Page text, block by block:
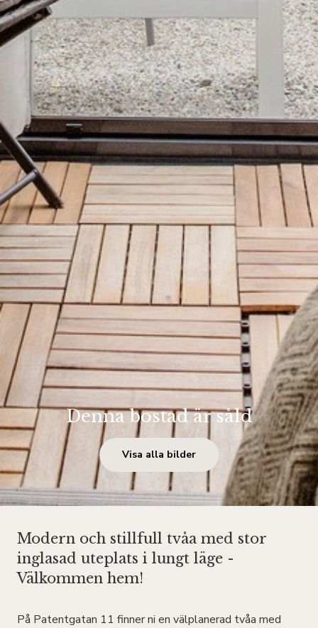
Denna bostad är såld
Visa alla bilder
Modern och stillfull tvåa med stor
inglasad uteplats i lungt läge -
Välkommen hem!
På Patentgatan 11 finner ni en välplanerad tvåa med